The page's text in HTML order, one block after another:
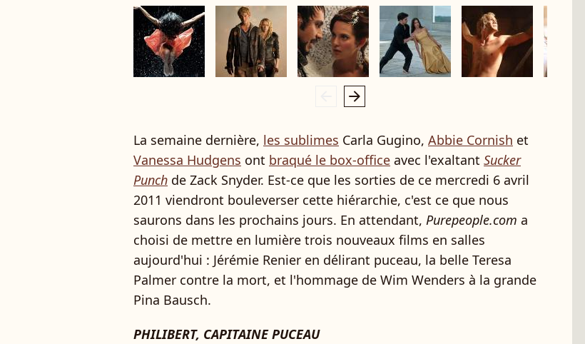
arrow_right
La semaine dernière, les sublimes Carla Gugino, Abbie Cornish et
Vanessa Hudgens ont braqué le box-office avec l'exaltant Sucker
Punch de Zack Snyder. Est-ce que les sorties de ce mercredi 6 avril
2011 viendront bouleverser cette hiérarchie, c'est ce que nous
saurons dans les prochains jours. En attendant, Purepeople.com a
choisi de mettre en lumière trois nouveaux films en salles
aujourd'hui : Jérémie Renier en délirant puceau, la belle Teresa
Palmer contre la mort, et l'hommage de Wim Wenders à la grande
Pina Bausch.
PHILIBERT, CAPITAINE PUCEAU